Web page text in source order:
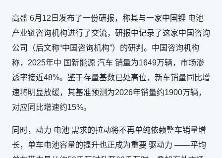
高盛 6月12日发布了一份研报，称其与一家中国锂 电池
产业链咨询机构进行了交流，研报中记录了这家中国咨询
公司（后文称“中国咨询机构”）的研判。中国咨询机构
称，2025年中 国新能源 汽车 销量为1649万辆，市场渗
透率接近48%。鉴于存量基数已处高位，新车销量同比增
速将明显放缓，其基准预测为2026年销量约1900万辆，
对应同比增速约15%。
同时，动力 电池 需求的拉动将不再单纯依赖整车销量增
长，单车电池容量的提升也正成为重要 驱动力 ——平均